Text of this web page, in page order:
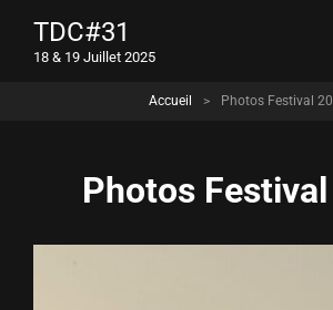
TDC#31
18 & 19 Juillet 2025
Accueil > Photos Festival
Photos